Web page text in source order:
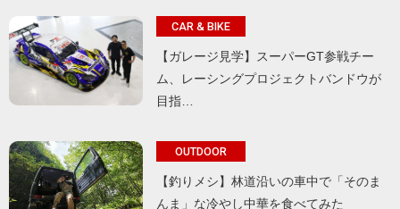
CAR & BIKE
【ガレージ見学】スーパーGT参戦チー
ム、レーシングプロジェクトバンドウが
目指…
OUTDOOR
【釣りメシ】林道沿いの車中で「そのま
んま」な冷やし中華を食べてみた